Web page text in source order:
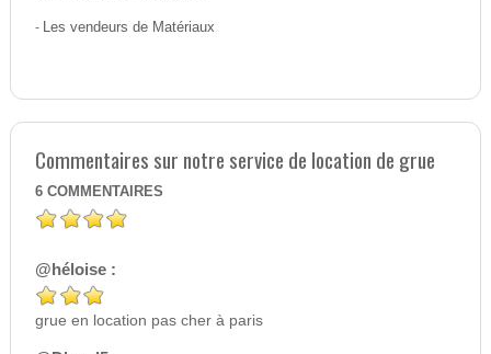
- Les vendeurs de Matériaux
Commentaires sur notre service de location de grue
6 COMMENTAIRES
@héloise :
grue en location pas cher à paris